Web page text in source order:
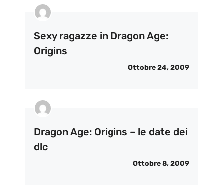
Sexy ragazze in Dragon Age:
Origins
Ottobre 24, 2009
Dragon Age: Origins – le date dei
dlc
Ottobre 8, 2009